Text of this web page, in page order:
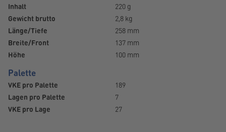
Inhalt
220 g
Gewicht brutto
2,8 kg
Länge/Tiefe
258 mm
Breite/Front
137 mm
Höhe
100 mm
Palette
VKE pro Palette
189
Lagen pro Palette
7
VKE pro Lage
27